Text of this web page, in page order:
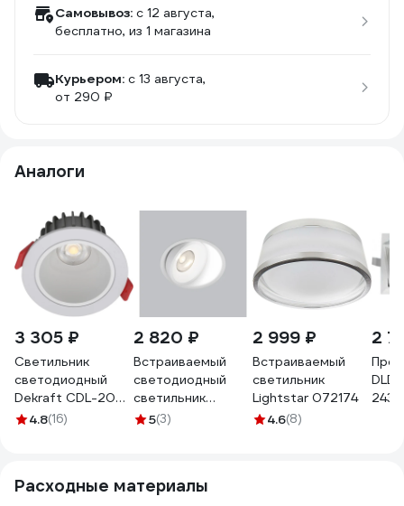
Самовывоз: c 12 августа,
бесплатно, из 1 магазина
Курьером: c 13 августа,
от 290 ₽
Аналоги
3 305 ₽
Светильник
светодиодный
Dekraft CDL-200-
S, 12 Вт, 3000 К,
4.8(16)
2 820 ₽
Встраиваемый
светодиодный
светильник
Elektrostandard
5(3)
2 999 ₽
Встраиваемый
светильник
Lightstar 072174
4.6(8)
2
DLD
Расходные материалы